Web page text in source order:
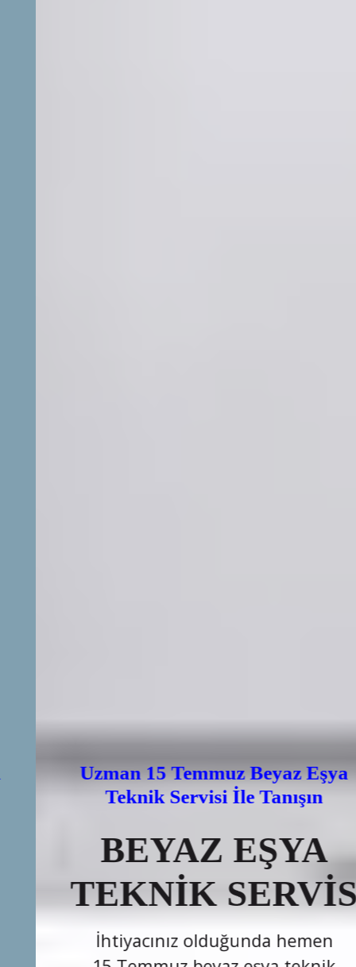
Uzman 15 Temmuz Beyaz Eşya
Teknik Servisi İle Tanışın
BEYAZ EŞYA
TEKNİK SERVİS
İhtiyacınız olduğunda hemen